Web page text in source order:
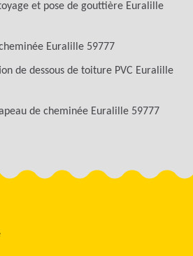
et pose de gouttière Euralille
Euralille 59777
de dessous de toiture PVC Euralille
de cheminée Euralille 59777